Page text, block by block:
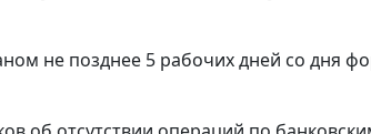
не позднее 5 рабочих дней со дня